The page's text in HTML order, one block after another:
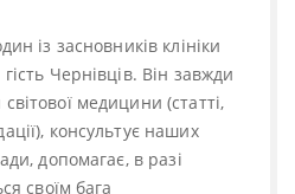
із засновників клініки
Чернівців. Він завжди
медицини (статті,
консультує наших
допомагає, в разі
своїм бага